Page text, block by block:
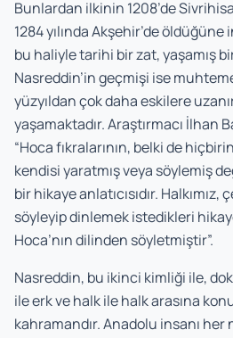
Bunlardan ilkinin 1208’de
1284 yılında Akşehir’de öldüğüne
bu haliyle tarihi bir zat, yaşamış
Nasreddin’in geçmişi ise
yüzyıldan çok daha eskilere
yaşamaktadır. Araştırmacı İlhan
“Hoca fıkralarının, belki de
kendisi yaratmış veya söylemiş
bir hikaye anlatıcısıdır.
söyleyip dinlemek istedikleri
Hoca’nın dilinden söyletmiştir”.
Nasreddin, bu ikinci kimliği ile,
ile erk ve halk ile halk arasına
kahramandır. Anadolu insanı